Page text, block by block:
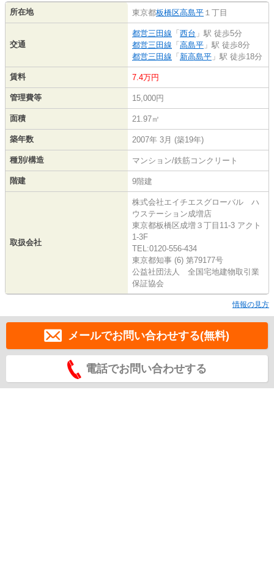
所在地 東京都板橋区高島平 １丁目
交通
都営三田線 「 西台 」駅 徒歩5分
都営三田線 「 高島平 」駅 徒歩8分
都営三田線 「 新高島平 」駅 徒歩18分
賃料 7.4万円
管理費等 15,000円
面積 21.97㎡
築年数 2007年 3月 (築19年)
種別/構造 マンション/鉄筋コンクリート
階建 9階建
取扱会社
株式会社エイチエスグローバル ハ
ウステーション成増店
東京都板橋区成増３丁目11-3 アクト
1-3F
TEL:0120-556-434
東京都知事 (6) 第79177号
公益社団法人 全国宅地建物取引業
保証協会
情報の見方
メールでお問い合わせする(無料)
電話でお問い合わせする